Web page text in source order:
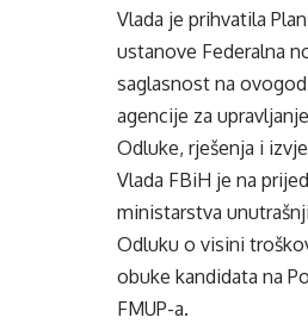
Vlada je prihvatila
ustanove Federalna
saglasnost na
agencije za
Odluke, rješenja i
Vlada FBiH je na
ministarstva
Odluku o visini
obuke kandidata na
FMUP-a.